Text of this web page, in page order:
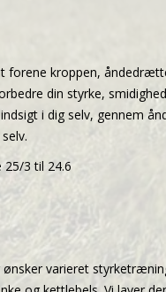
kroppen,
din styrke,
i dig selv, gennem
25/3 til 24.6
varieret